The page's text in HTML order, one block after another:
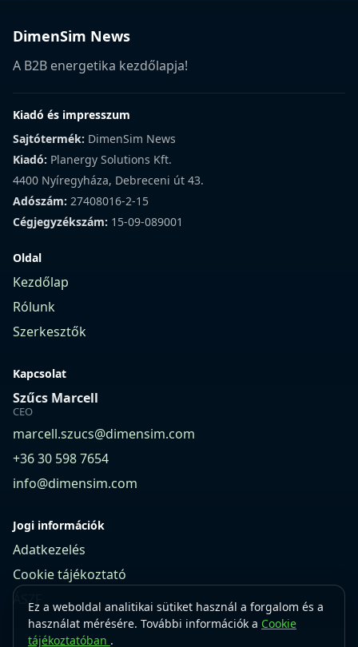
Ez a weboldal analitikai sütiket használ a forgalom és a
használat mérésére. További információk a Cookie
tájékoztatóban .
DimenSim News
A B2B energetika kezdőlapja!
Kiadó és impresszum
Sajtótermék: DimenSim News
Kiadó: Planergy Solutions Kft.
4400 Nyíregyháza, Debreceni út 43.
Adószám: 27408016-2-15
Cégjegyzékszám: 15-09-089001
Oldal
Kezdőlap
Rólunk
Szerkesztők
Kapcsolat
Szűcs Marcell
CEO
marcell.szucs@dimensim.com
+36 30 598 7654
info@dimensim.com
Jogi információk
Adatkezelés
Cookie tájékoztató
ÁSZF